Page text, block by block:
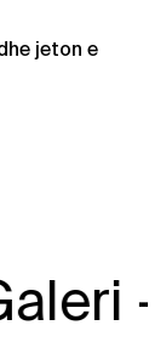
jeton e
–